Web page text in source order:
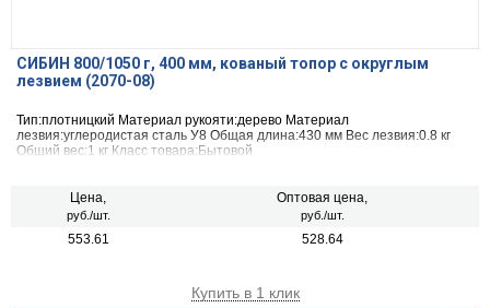
СИБИН 800/1050 г, 400 мм, кованый топор с округлым
лезвием (2070-08)
Тип:плотницкий Материал рукояти:дерево Материал
лезвия:углеродистая сталь У8 Общая длина:430 мм Вес лезвия:0.8 кг
Общий вес:1 кг Класс товара:Бытовой
Цена,
руб./шт.
Оптовая цена,
руб./шт.
553.61 528.64
Купить в 1 клик